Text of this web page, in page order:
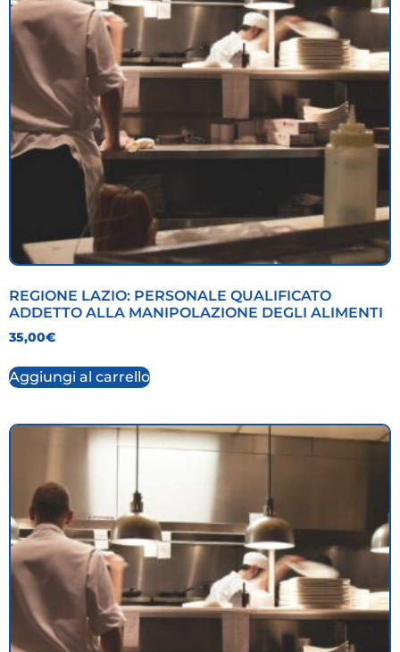
REGIONE LAZIO: PERSONALE QUALIFICATO
ADDETTO ALLA MANIPOLAZIONE DEGLI ALIMENTI
35,00€
Aggiungi al carrello